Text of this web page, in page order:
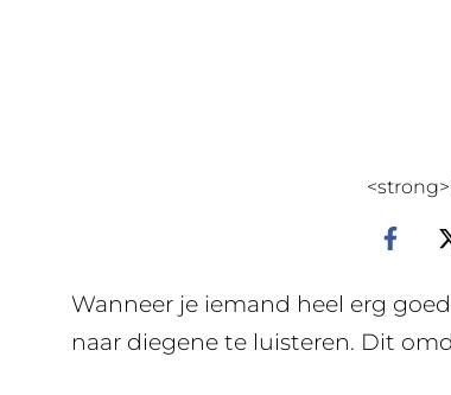
Wanneer je iemand heel erg
naar diegene te luisteren. Dit